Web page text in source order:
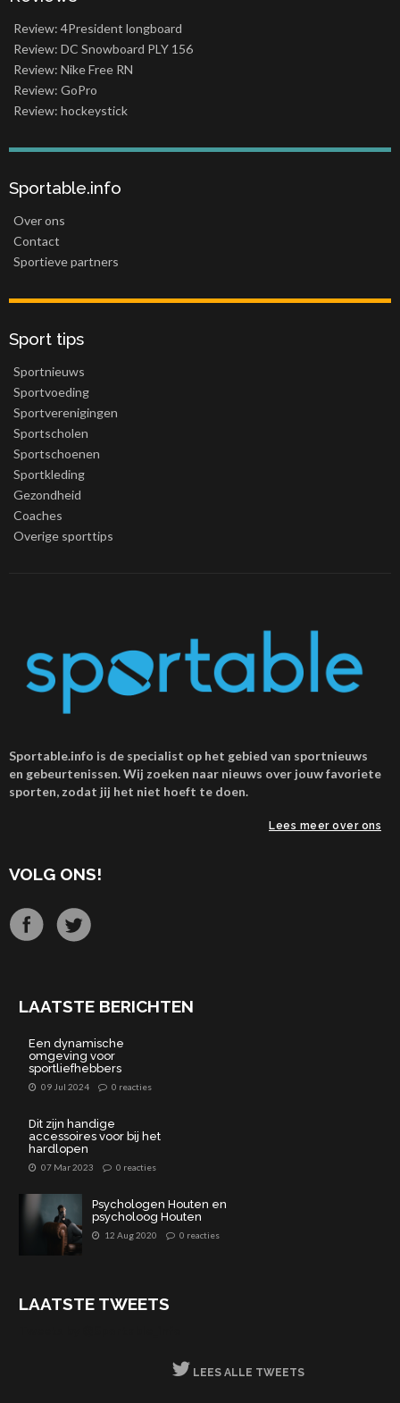
Review: 4President longboard
Review: DC Snowboard PLY 156
Review: Nike Free RN
Review: GoPro
Review: hockeystick
Sportable.info
Over ons
Contact
Sportieve partners
Sport tips
Sportnieuws
Sportvoeding
Sportverenigingen
Sportscholen
Sportschoenen
Sportkleding
Gezondheid
Coaches
Overige sporttips
Sportable.info is de specialist op het gebied van sportnieuws
en gebeurtenissen. Wij zoeken naar nieuws over jouw favoriete
sporten, zodat jij het niet hoeft te doen.
Lees meer over ons
VOLG ONS!
LAATSTE BERICHTEN
Een dynamische
omgeving voor
sportliefhebbers
09 Jul 2024 0 reacties
Dit zijn handige
accessoires voor bij het
hardlopen
07 Mar 2023 0 reacties
Psychologen Houten en
psycholoog Houten
12 Aug 2020 0 reacties
LAATSTE TWEETS
LEES ALLE TWEETS